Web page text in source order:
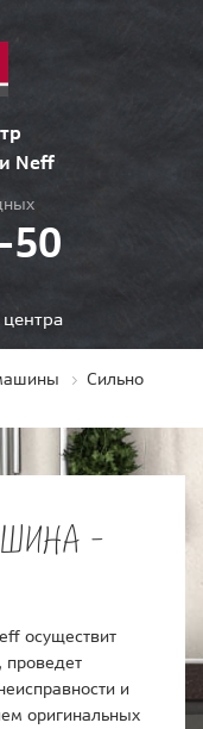
Neff
50
Сильно
-
осуществит
и
оригинальных